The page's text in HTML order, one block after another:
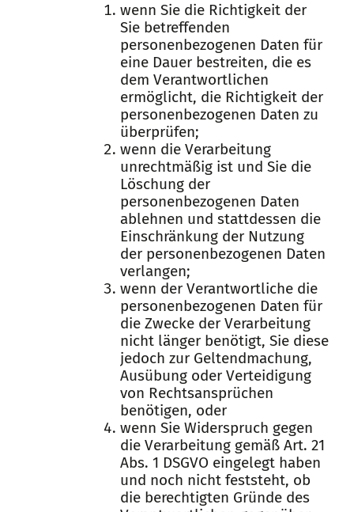
wenn Sie die Richtigkeit der
Sie betreffenden
personenbezogenen Daten für
eine Dauer bestreiten, die es
dem Verantwortlichen
ermöglicht, die Richtigkeit der
personenbezogenen Daten zu
überprüfen;
wenn die Verarbeitung
unrechtmäßig ist und Sie die
Löschung der
personenbezogenen Daten
ablehnen und stattdessen die
Einschränkung der Nutzung
der personenbezogenen Daten
verlangen;
wenn der Verantwortliche die
personenbezogenen Daten für
die Zwecke der Verarbeitung
nicht länger benötigt, Sie diese
jedoch zur Geltendmachung,
Ausübung oder Verteidigung
von Rechtsansprüchen
benötigen, oder
wenn Sie Widerspruch gegen
die Verarbeitung gemäß Art. 21
Abs. 1 DSGVO eingelegt haben
und noch nicht feststeht, ob
die berechtigten Gründe des